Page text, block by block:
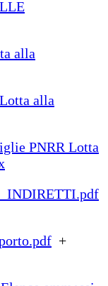
alla
alla
PNRR Lotta
+